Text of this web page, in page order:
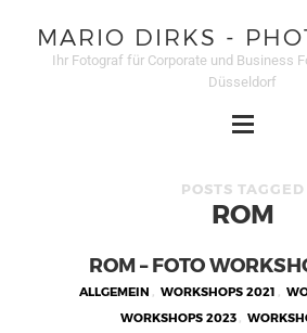
MARIO DIRKS -
Ihr Fotograf für Corporate und Business
Düsseldorf
POSTS TAGGED
ROM
ROM – FOTO
ALLGEMEIN , WORKSHOPS 2021 ,
WORKSHOPS 2023